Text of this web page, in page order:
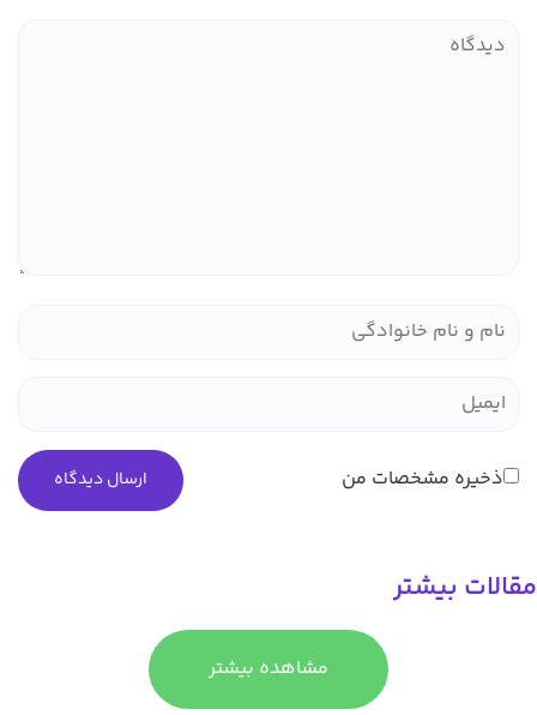
ذخیره مشخصات من
بیشتر
مشاهده بیشتر